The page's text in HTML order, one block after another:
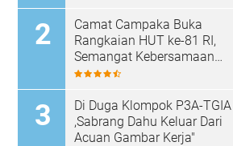
Sementara
Camat Campaka Buka
Rangkaian HUT ke-81 RI,
Semangat Kebersamaan
Warnai Senam Massal dan
Desa
Di Duga Klompok P3A-TGIA
,Sabrang Dahu Keluar Dari
Acuan Gambar Kerja"